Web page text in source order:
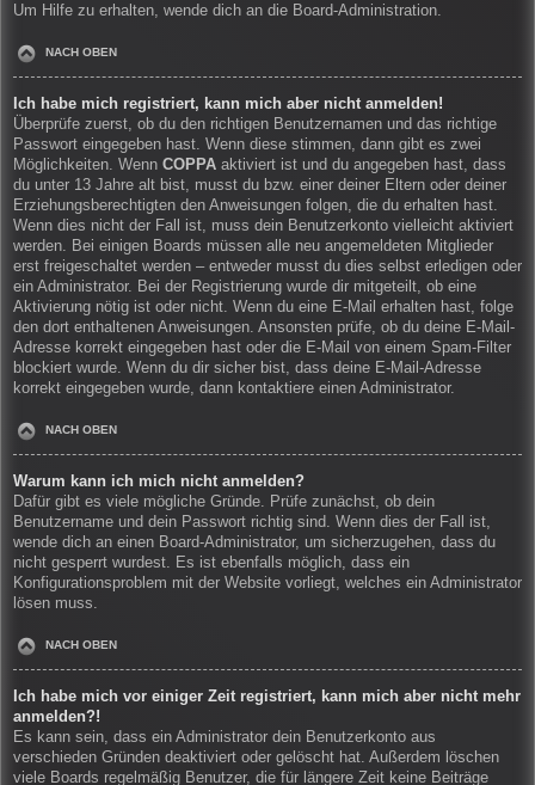
Um Hilfe zu erhalten, wende dich an die Board-Administration.
NACH OBEN
Ich habe mich registriert, kann mich aber nicht anmelden!
Überprüfe zuerst, ob du den richtigen Benutzernamen und das richtige
Passwort eingegeben hast. Wenn diese stimmen, dann gibt es zwei
Möglichkeiten. Wenn COPPA aktiviert ist und du angegeben hast, dass
du unter 13 Jahre alt bist, musst du bzw. einer deiner Eltern oder deiner
Erziehungsberechtigten den Anweisungen folgen, die du erhalten hast.
Wenn dies nicht der Fall ist, muss dein Benutzerkonto vielleicht aktiviert
werden. Bei einigen Boards müssen alle neu angemeldeten Mitglieder
erst freigeschaltet werden – entweder musst du dies selbst erledigen oder
ein Administrator. Bei der Registrierung wurde dir mitgeteilt, ob eine
Aktivierung nötig ist oder nicht. Wenn du eine E-Mail erhalten hast, folge
den dort enthaltenen Anweisungen. Ansonsten prüfe, ob du deine E-Mail-
Adresse korrekt eingegeben hast oder die E-Mail von einem Spam-Filter
blockiert wurde. Wenn du dir sicher bist, dass deine E-Mail-Adresse
korrekt eingegeben wurde, dann kontaktiere einen Administrator.
NACH OBEN
Warum kann ich mich nicht anmelden?
Dafür gibt es viele mögliche Gründe. Prüfe zunächst, ob dein
Benutzername und dein Passwort richtig sind. Wenn dies der Fall ist,
wende dich an einen Board-Administrator, um sicherzugehen, dass du
nicht gesperrt wurdest. Es ist ebenfalls möglich, dass ein
Konfigurationsproblem mit der Website vorliegt, welches ein Administrator
lösen muss.
NACH OBEN
Ich habe mich vor einiger Zeit registriert, kann mich aber nicht mehr
anmelden?!
Es kann sein, dass ein Administrator dein Benutzerkonto aus
verschieden Gründen deaktiviert oder gelöscht hat. Außerdem löschen
viele Boards regelmäßig Benutzer, die für längere Zeit keine Beiträge